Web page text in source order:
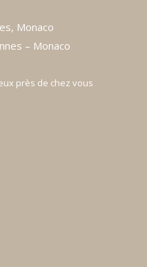
Monaco
– Monaco
près de chez vous